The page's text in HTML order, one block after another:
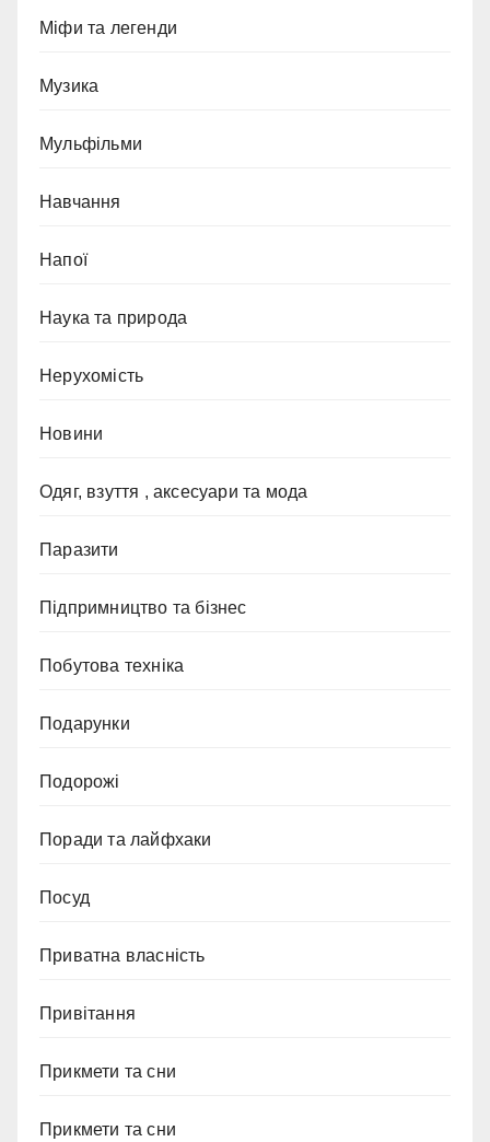
Міфи та легенди
Музика
Мульфільми
Навчання
Напої
Наука та природа
Нерухомість
Новини
Одяг, взуття , аксесуари та мода
Паразити
Підпримництво та бізнес
Побутова техніка
Подарунки
Подорожі
Поради та лайфхаки
Посуд
Приватна власність
Привітання
Прикмети та сни
Прикмети та сни